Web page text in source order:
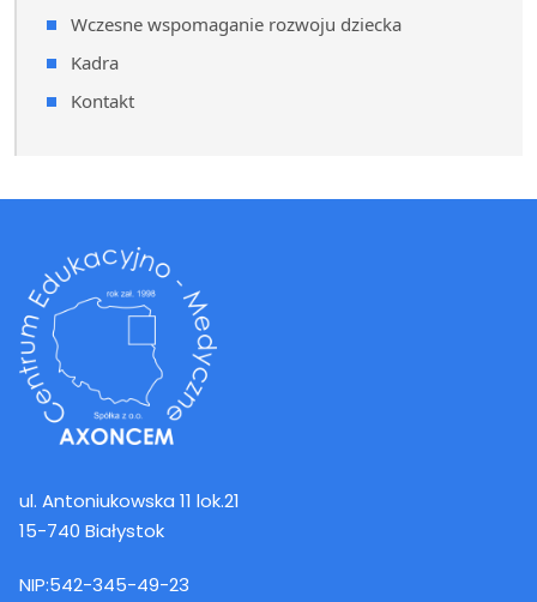
Wczesne wspomaganie rozwoju dziecka
Kadra
Kontakt
ul. Antoniukowska 11 lok.21
15-740 Białystok
NIP:542-345-49-23